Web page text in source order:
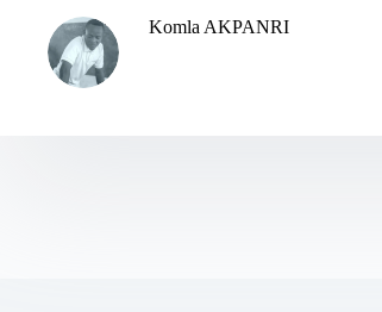
Komla AKPANRI